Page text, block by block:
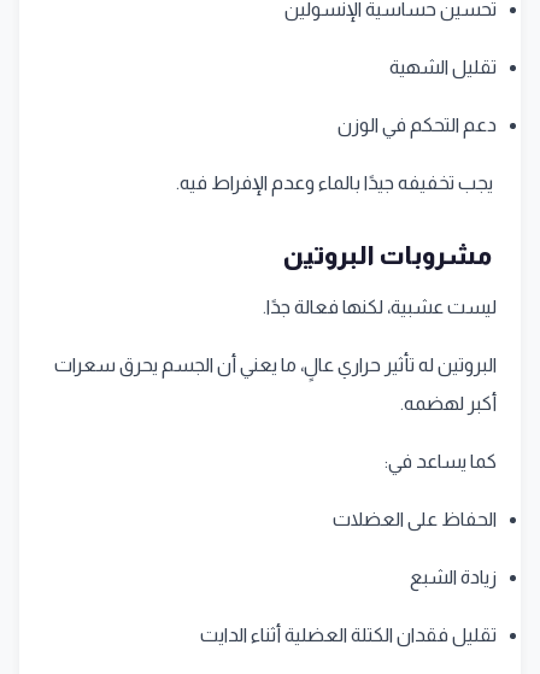
تحسين حساسية الإنسولين
تقليل الشهية
دعم التحكم في الوزن
يجب تخفيفه جيدًا بالماء وعدم الإفراط فيه.
مشروبات البروتين
ليست عشبية، لكنها فعالة جدًا.
البروتين له تأثير حراري عالٍ، ما يعني أن الجسم يحرق سعرات
أكبر لهضمه.
كما يساعد في:
الحفاظ على العضلات
زيادة الشبع
تقليل فقدان الكتلة العضلية أثناء الدايت